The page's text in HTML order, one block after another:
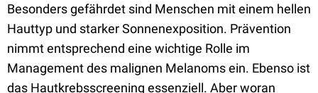
Besonders gefährdet sind Menschen mit einem hellen
Hauttyp und starker Sonnenexposition. Prävention
nimmt entsprechend eine wichtige Rolle im
Management des malignen Melanoms ein. Ebenso ist
das Hautkrebsscreening essenziell. Aber woran